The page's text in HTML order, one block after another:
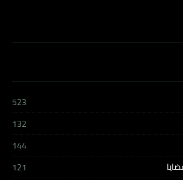
523
132
144
121